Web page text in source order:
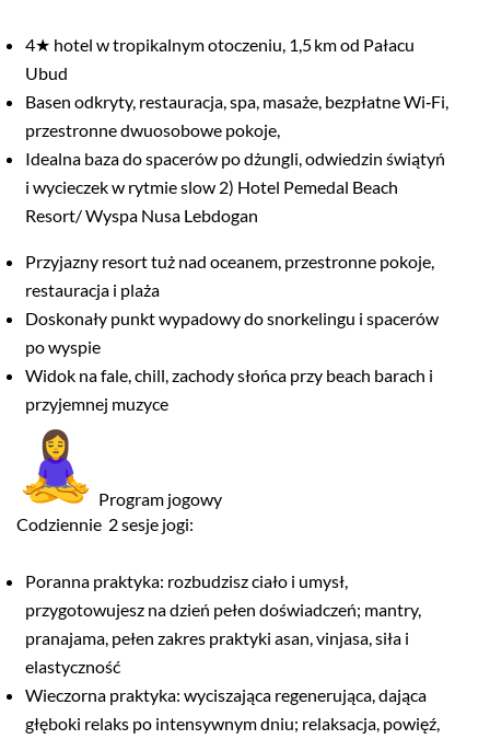
4★ hotel w tropikalnym otoczeniu, 1,5 km od Pałacu
Ubud
Basen odkryty, restauracja, spa, masaże, bezpłatne Wi‑Fi,
przestronne dwuosobowe pokoje,
Idealna baza do spacerów po dżungli, odwiedzin świątyń
i wycieczek w rytmie slow 2) Hotel Pemedal Beach
Resort/ Wyspa Nusa Lebdogan
Przyjazny resort tuż nad oceanem, przestronne pokoje,
restauracja i plaża
Doskonały punkt wypadowy do snorkelingu i spacerów
po wyspie
Widok na fale, chill, zachody słońca przy beach barach i
przyjemnej muzyce
Program jogowy
Codziennie 2 sesje jogi:
Poranna praktyka: rozbudzisz ciało i umysł,
przygotowujesz na dzień pełen doświadczeń; mantry,
pranajama, pełen zakres praktyki asan, vinjasa, siła i
elastyczność
Wieczorna praktyka: wyciszająca regenerująca, dająca
głęboki relaks po intensywnym dniu; relaksacja, powięź,